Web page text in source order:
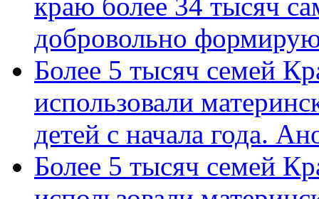
добровольно
Более 5 тысяч семей
использовали
детей с начала года.
Более 5 тысяч семей